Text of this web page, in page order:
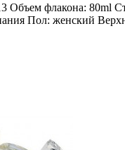
Объем флакона: 80ml
Пол: женский